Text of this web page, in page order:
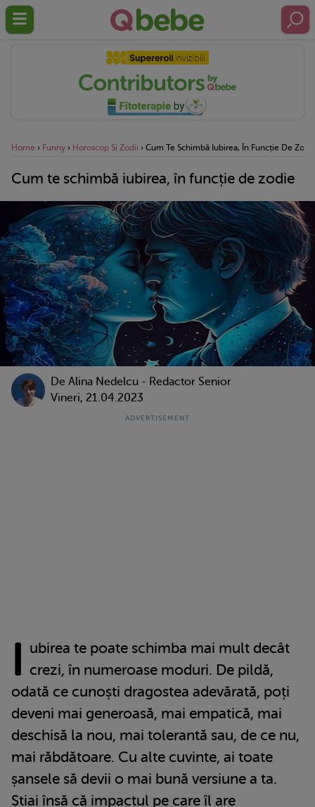
Home › Funny › Horoscop Si Zodii › Cum Te Schimbă Iubirea, În Funcție De
Cum te schimbă iubirea, în funcție de zodie
De Alina Nedelcu - Redactor Senior
Vineri, 21.04.2023
I ubirea te poate schimba mai mult decât
crezi, în numeroase moduri. De pildă,
odată ce cunoști dragostea adevărată, poți
deveni mai generoasă, mai empatică, mai
deschisă la nou, mai tolerantă sau, de ce nu,
mai răbdătoare. Cu alte cuvinte, ai toate
șansele să devii o mai bună versiune a ta.
Știai însă că impactul pe care îl are